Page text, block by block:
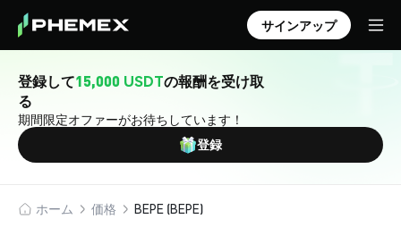
サインアップ
登録して15,000 USDTの報酬を受け取
る
期間限定オファーがお待ちしています！
登録
ホーム 価格 BEPE (BEPE)